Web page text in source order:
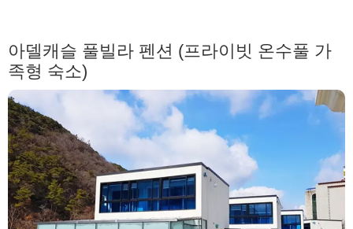
아델캐슬 풀빌라 펜션 (프라이빗 온수풀 가
족형 숙소)